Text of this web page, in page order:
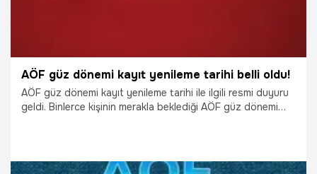
AÖF güz dönemi kayıt yenileme tarihi belli oldu!
AÖF güz dönemi kayıt yenileme tarihi ile ilgili resmi duyuru
geldi. Binlerce kişinin merakla beklediği AÖF güz dönemi